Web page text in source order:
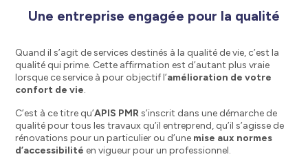
Une entreprise engagée pour la qualité
Quand il s’agit de services destinés à la qualité de vie, c’est la
qualité qui prime. Cette affirmation est d’autant plus vraie
lorsque ce service à pour objectif l’amélioration de votre
confort de vie.
C’est à ce titre qu’APIS PMR s’inscrit dans une démarche de
qualité pour tous les travaux qu’il entreprend, qu’il s’agisse de
rénovations pour un particulier ou d’une mise aux normes
d’accessibilité en vigueur pour un professionnel.